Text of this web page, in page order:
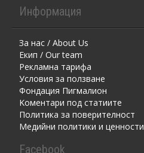
Информация
За нас / About Us
Екип / Our team
Рекламна тарифа
Условия за ползване
Фондация Пигмалион
Kоментaри под статиите
Политика за поверителност
Медийни политики и ценности
Facebook